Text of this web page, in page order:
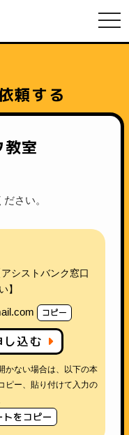
頼する
教室
さい。
シストバンク窓口
】
コピー
込む
かない場合は、以下の本
ピー、貼り付けて入力の
をコピー